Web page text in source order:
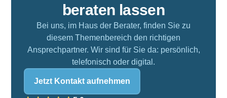
beraten lassen
Bei uns, im Haus der Berater, finden Sie zu
diesem Themenbereich den richtigen
Ansprechpartner. Wir sind für Sie da: persönlich,
telefonisch oder digital.
Jetzt Kontakt aufnehmen